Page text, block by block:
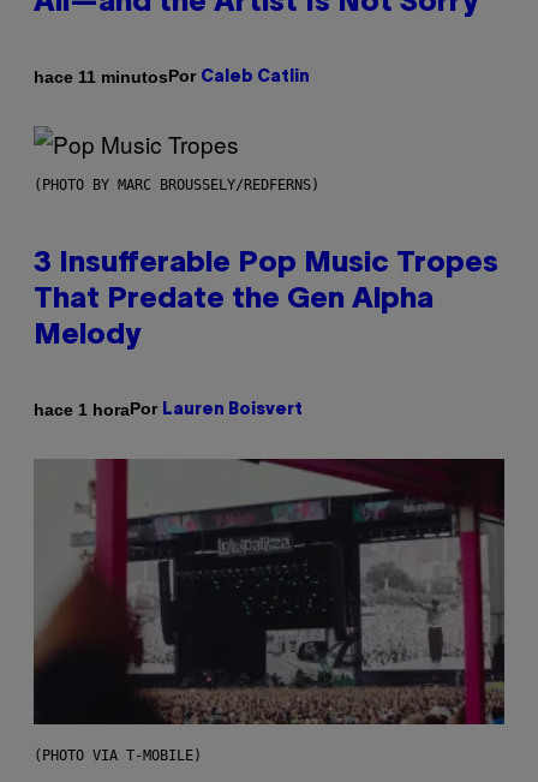
hace 11 minutosPor Caleb Catlin
(PHOTO BY MARC BROUSSELY/REDFERNS)
3 Insufferable Pop Music Tropes
That Predate the Gen Alpha
Melody
hace 1 horaPor Lauren Boisvert
(PHOTO VIA T-MOBILE)